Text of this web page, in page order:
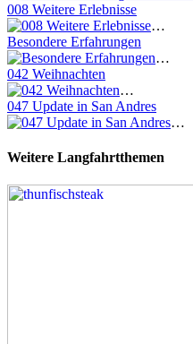
008 Weitere Erlebnisse
…
Besondere Erfahrungen
…
042 Weihnachten
…
047 Update in San Andres
…
Weitere Langfahrtthemen